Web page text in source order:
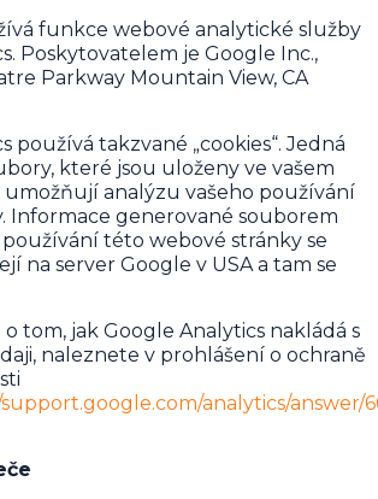
funkce webové analytické služby
Poskytovatelem je Google Inc.,
Parkway Mountain View, CA
používá takzvané „cookies“. Jedná
které jsou uloženy ve vašem
analýzu vašeho používání
Informace generované souborem
této webové stránky se
na server Google v USA a tam se
tom, jak Google Analytics nakládá s
naleznete v prohlášení o ochraně
analytics/answer/